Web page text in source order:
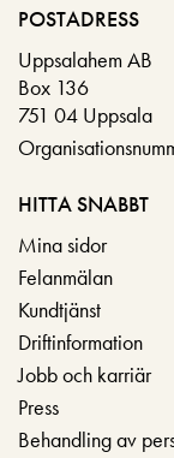
POSTADRESS
Uppsalahem AB
Box 136
751 04 Uppsala
HITTA SNABBT
Mina sidor
Felanmälan
Kundtjänst
Driftinformation
Jobb och karriär
Press
Behandling av